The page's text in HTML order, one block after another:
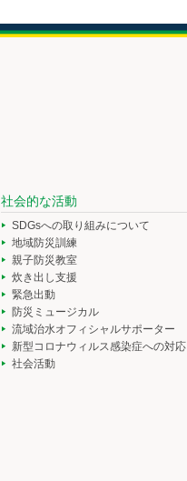
社会的な活動
SDGsへの取り組みについて
地域防災訓練
親子防災教室
炊き出し支援
緊急出動
防災ミュージカル
流域治水オフィシャルサポーター
新型コロナウィルス感染症への対応
社会活動